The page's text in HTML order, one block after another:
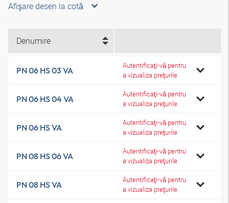
Afişare desen la cotă
Denumire
PN 06 HS 03 VA
Autentificaţi-vă pentru
a vizualiza preţurile
PN 06 HS 04 VA
Autentificaţi-vă pentru
a vizualiza preţurile
PN 06 HS VA
Autentificaţi-vă pentru
a vizualiza preţurile
PN 08 HS 06 VA
Autentificaţi-vă pentru
a vizualiza preţurile
PN 08 HS VA
Autentificaţi-vă pentru
a vizualiza preţurile